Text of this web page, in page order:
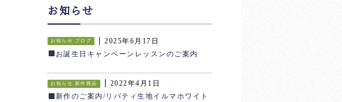
お知らせ
お知らせ ブログ
2025年6月17日
お誕生日キャンペーンレッスンのご案内
お知らせ 新作商品
2022年4月1日
新作のご案内/リバティ生地イルマホワイト